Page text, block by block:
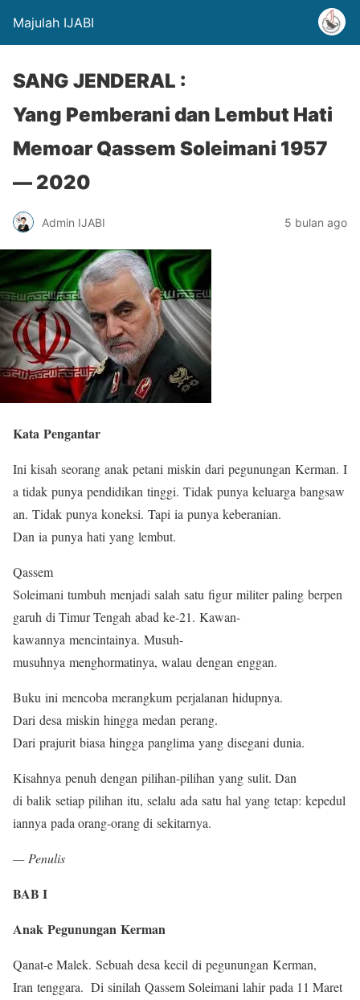
Majulah IJABI
SANG JENDERAL :
Yang Pemberani dan Lembut Hati
Memoar Qassem Soleimani 1957
— 2020
Admin IJABI 5 bulan ago
Kata Pengantar
Ini kisah seorang anak petani miskin dari pegunungan Kerman. I
a tidak punya pendidikan tinggi. Tidak punya keluarga bangsaw
an. Tidak punya koneksi. Tapi ia punya keberanian.
Dan ia punya hati yang lembut.
Qassem
Soleimani tumbuh menjadi salah satu figur militer paling berpen
garuh di Timur Tengah abad ke-21. Kawan-
kawannya mencintainya. Musuh-
musuhnya menghormatinya, walau dengan enggan.
Buku ini mencoba merangkum perjalanan hidupnya.
Dari desa miskin hingga medan perang.
Dari prajurit biasa hingga panglima yang disegani dunia.
Kisahnya penuh dengan pilihan-pilihan yang sulit. Dan
di balik setiap pilihan itu, selalu ada satu hal yang tetap: kepedul
iannya pada orang-orang di sekitarnya.
— Penulis
BAB I
Anak Pegunungan Kerman
Qanat-e Malek. Sebuah desa kecil di pegunungan Kerman,
Iran tenggara. Di sinilah Qassem Soleimani lahir pada 11 Maret